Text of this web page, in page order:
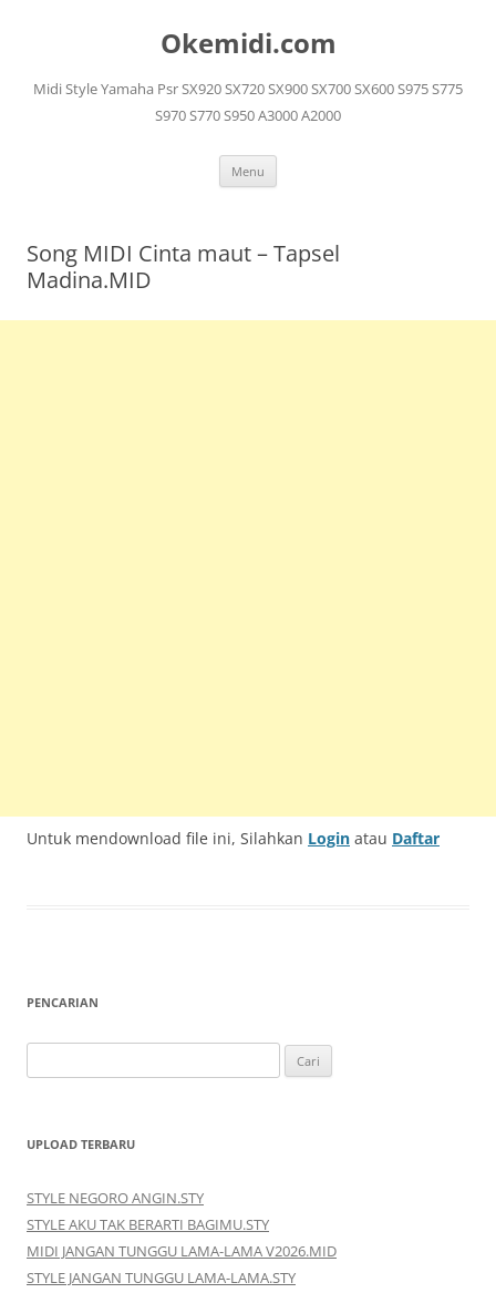
Okemidi.com
Midi Style Yamaha Psr SX920 SX720 SX900 SX700 SX600 S975 S775
S970 S770 S950 A3000 A2000
Menu
Song MIDI Cinta maut – Tapsel
Madina.MID
Untuk mendownload file ini, Silahkan Login atau Daftar
PENCARIAN
untuk:
UPLOAD TERBARU
STYLE NEGORO ANGIN.STY
STYLE AKU TAK BERARTI BAGIMU.STY
MIDI JANGAN TUNGGU LAMA-LAMA V2026.MID
STYLE JANGAN TUNGGU LAMA-LAMA.STY